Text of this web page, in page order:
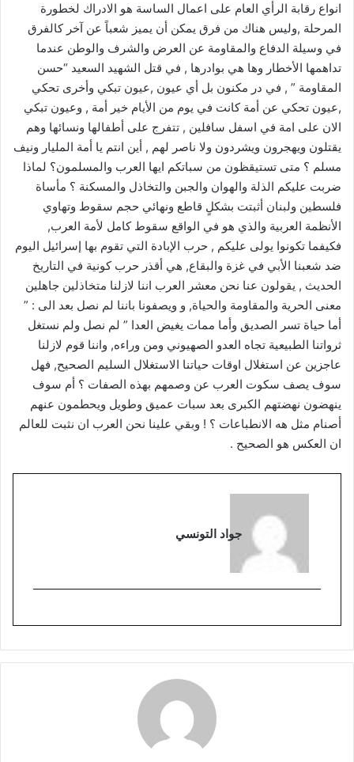
انواع رقابة الرأي العام على اعمال الساسة هو الادراك لخطورة
المرحلة ,وليس هناك من فرق يمكن أن يميز شعباً عن آخر كالفرق
في وسيلة الدفاع والمقاومة عن العرض والشرف والوطن عندما
تداهمها الأخطار وها هي بوادرها , في قتل الشهيد السعيد “حسن
المقاومة ” , في در مكنون بل أي عيون ,عيون تبكي وأخرى تحكي
,عيون تحكي عن أمة كانت في يوم من الأيام خير أمة , وعيون تبكي
الان على امة في اسفل سافلين , تتفرج على أطفالها ونسائها وهم
يقتلون ويهجرون ويشردون ولا ناصر لهم , أين انتم يا أمة المليار ونيف
مسلم ؟ متى تستيقظون من سباتكم ايها العرب والمسلمون؟ لماذا
ضربت عليكم الذلة والهوان والجبن والتخاذل والمسكنة ؟ مأساة
فلسطين ولبنان أثبتت بشكلٍ قاطع ونهائي حجم سقوط وتهاوي
الأنظمة العربية والذي هو في الواقع سقوط كامل لأمة العرب,
فكيفما تكونوا يولى عليكم , حرب الإبادة التي تقوم بها إسرائيل اليوم
ضد شعبنا الأبي في غزة والبقاع, هي أقذر حرب كونية في التاريخ
الحديث , يقولون عنا نحن معشر العرب اننا لازلنا متخاذلين جاهلين
معنى الحرية والمقاومة والحياة, و ويصفونا باننا لم نصل بعد الى : ”
أما حياة تسر الصديق وأما ممات يغيض العدا ” لم نصل ولم نستغل
ثرواتنا الطبيعية تجاه العدو الصهيوني ومن وراءه, واننا قوم لازلنا
عاجزين عن استغلال اوقات حياتنا الاستغلال السليم الصحيح, فهل
سوف يصف سكوت العرب عن وصمهم بهذه الصفات ؟ أم سوف
ينهضون نهضتهم الكبرى بعد سبات عميق وطويل ويحطمون عنهم
أصنام مثل هه الانطباعات ؟ ! وبقي علينا نحن العرب ان نثبت للعالم
ان العكس هو الصحيح .
جواد التونسي